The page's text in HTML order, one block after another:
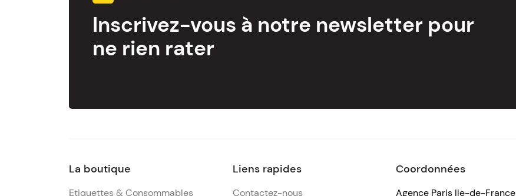
Inscrivez-vous à notre newsletter pour
ne rien rater
La boutique
Etiquettes & Consommables
Liens rapides
Contactez-nous
Coordonnées
Agence Paris Ile-de-France